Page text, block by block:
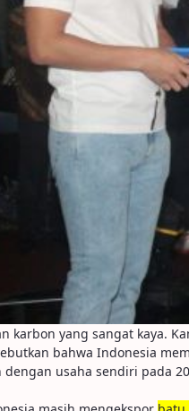
karbon yang sangat kaya.
bahwa Indonesia
dengan usaha sendiri pada